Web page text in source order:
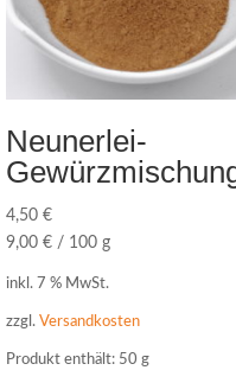
Neunerlei-
4,50 €
9,00 €/ 100 g
inkl. 7 % MwSt.
zzgl. Versandkosten
Produkt enthält: 50 g